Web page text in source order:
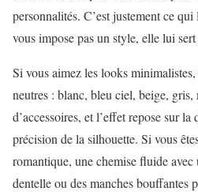
personnalités. C’est justement ce
vous impose pas un style, elle lui
Si vous aimez les looks
neutres : blanc, bleu ciel, beige,
d’accessoires, et l’effet repose sur la
précision de la silhouette. Si vous
romantique, une chemise fluide
dentelle ou des manches bouffantes